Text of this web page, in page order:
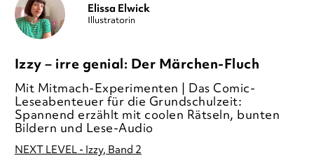
Elissa Elwick
Illustratorin
Izzy – irre genial: Der Märchen-Fluch
Mit Mitmach-Experimenten | Das Comic-
Leseabenteuer für die Grundschulzeit:
Spannend erzählt mit coolen Rätseln, bunten
Bildern und Lese-Audio
NEXT LEVEL - Izzy, Band 2